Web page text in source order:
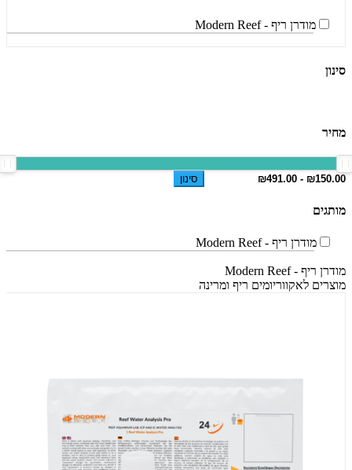
מודרן ריף - Modern Reef
סינון
מחיר
סינון
מותגים
מודרן ריף - Modern Reef
מודרן ריף - Modern Reef
מוצרים לאקווריומים ריף ומרינה